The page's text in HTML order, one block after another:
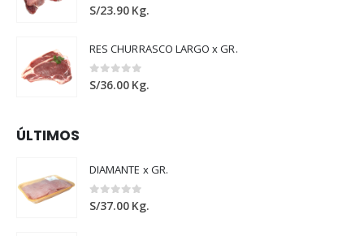
0out of 5
S/23.90 Kg.
RES CHURRASCO LARGO x GR.
0out of 5
S/36.00 Kg.
ÚLTIMOS
DIAMANTE x GR.
0out of 5
S/37.00 Kg.